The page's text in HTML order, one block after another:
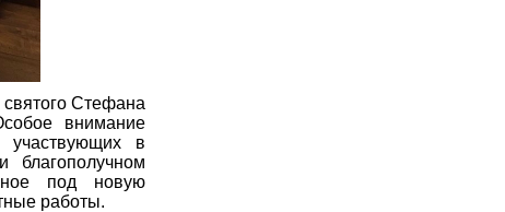
Стефана
внимание
участвующих в
под новую
работы.